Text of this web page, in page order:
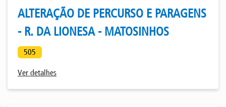
ALTERAÇÃO DE PERCURSO E PARAGENS
- R. DA LIONESA - MATOSINHOS
505
Ver detalhes